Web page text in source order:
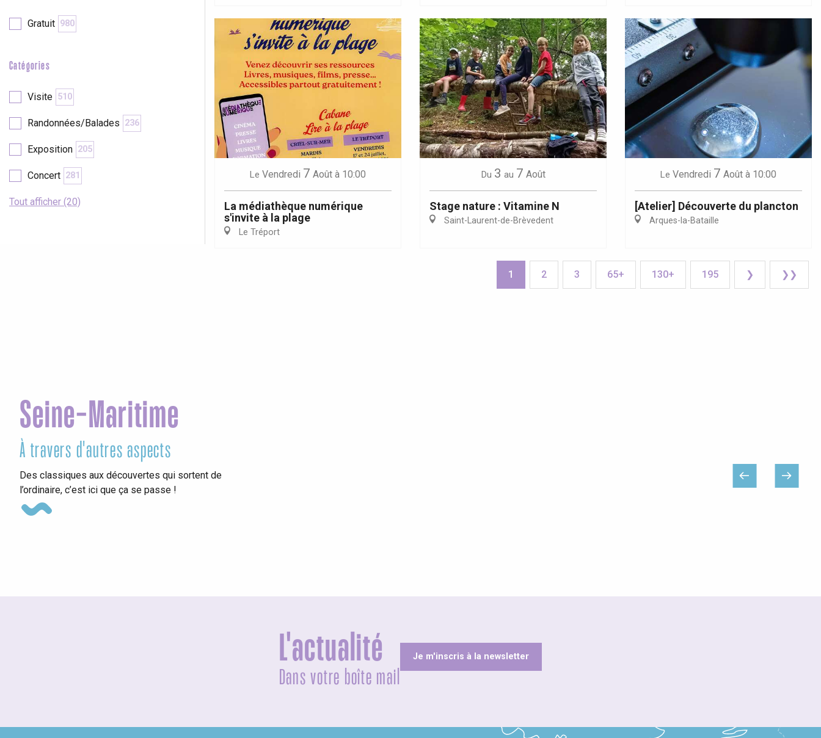
Gratuit 980
Catégories
Visite 510
Randonnées/Balades 236
Exposition 205
Concert 281
Tout afficher (20)
Le Vendredi 7 Août à 10:00
La médiathèque numérique
s'invite à la plage
Le Tréport
Du 3 au 7 Août
Stage nature : Vitamine N
Saint-Laurent-de-Brèvedent
Le Vendredi 7 Août à 10:00
[Atelier] Découverte du plancton
Arques-la-Bataille
1 2 3 65+ 130+ 195 ❯ ❯❯
Seine-Maritime
À travers d'autres aspects
Des classiques aux découvertes qui sortent de
l’ordinaire, c’est ici que ça se passe !
L'actualité
Dans votre boîte mail
Je m'inscris à la newsletter